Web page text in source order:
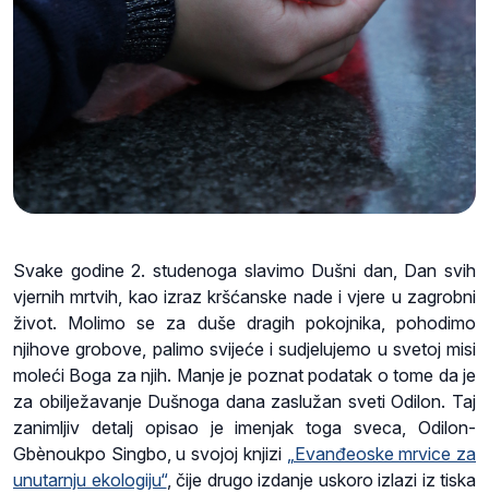
Svake godine 2. studenoga slavimo Dušni dan, Dan svih
vjernih mrtvih, kao izraz kršćanske nade i vjere u zagrobni
život. Molimo se za duše dragih pokojnika, pohodimo
njihove grobove, palimo svijeće i sudjelujemo u svetoj misi
moleći Boga za njih. Manje je poznat podatak o tome da je
za obilježavanje Dušnoga dana zaslužan sveti Odilon. Taj
zanimljiv detalj opisao je imenjak toga sveca, Odilon-
Gbènoukpo Singbo, u svojoj knjizi „Evanđeoske mrvice za
unutarnju ekologiju“, čije drugo izdanje uskoro izlazi iz tiska